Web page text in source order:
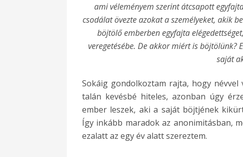
ami véleményem szerint átcsapott
csodálat övezte azokat a személyeket, akik
böjtölő emberben egyfajta
veregetésébe. De akkor miért is böjtölünk?
saját
Sokáig gondolkoztam rajta, hogy
talán kevésbé hiteles, azonban úgy
ember leszek, aki a saját böjtjének
Így inkább maradok az anonimitásban,
ezalatt az egy év alatt szereztem.